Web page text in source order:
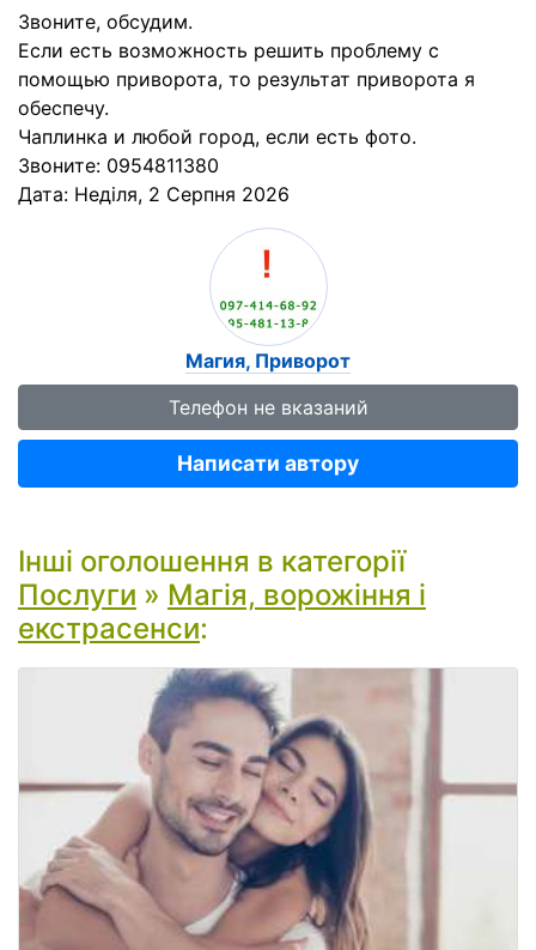
Звоните, обсудим.
Если есть возможность решить проблему с
помощью приворота, то результат приворота я
обеспечу.
Чаплинка и любой город, если есть фото.
Звоните: 0954811380
Дата: Неділя, 2 Серпня 2026
Магия, Приворот
Телефон не вказаний
Написати автору
Інші оголошення в категорії
Послуги » Магія, ворожіння і
екстрасенси: